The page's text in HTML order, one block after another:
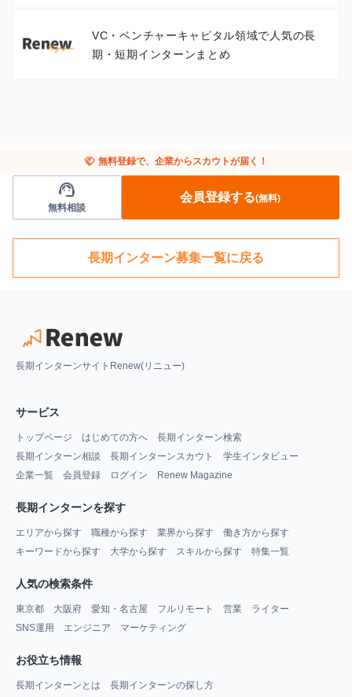
VC・ベンチャーキャピタル領域で人気の長
期・短期インターンまとめ
handshake 無料登録で、企業からスカウトが届く！
support_agent
無料相談
会員登録する(無料)
長期インターン募集一覧に戻る
長期インターンサイトRenew(リニュー)
サービス
トップページ はじめての方へ
長期インターン検索
長期インターン相談
長期インターンスカウト
学生インタビュー
企業一覧
会員登録 ログイン Renew Magazine
長期インターンを探す
エリアから探す 職種から探す 業界から探す
働き方から探す
キーワードから探す
大学から探す スキルから探す 特集一覧
人気の検索条件
東京都 大阪府 愛知・名古屋 フルリモート 営業
ライター
SNS運用
エンジニア マーケティング
お役立ち情報
長期インターンとは 長期インターンの探し方